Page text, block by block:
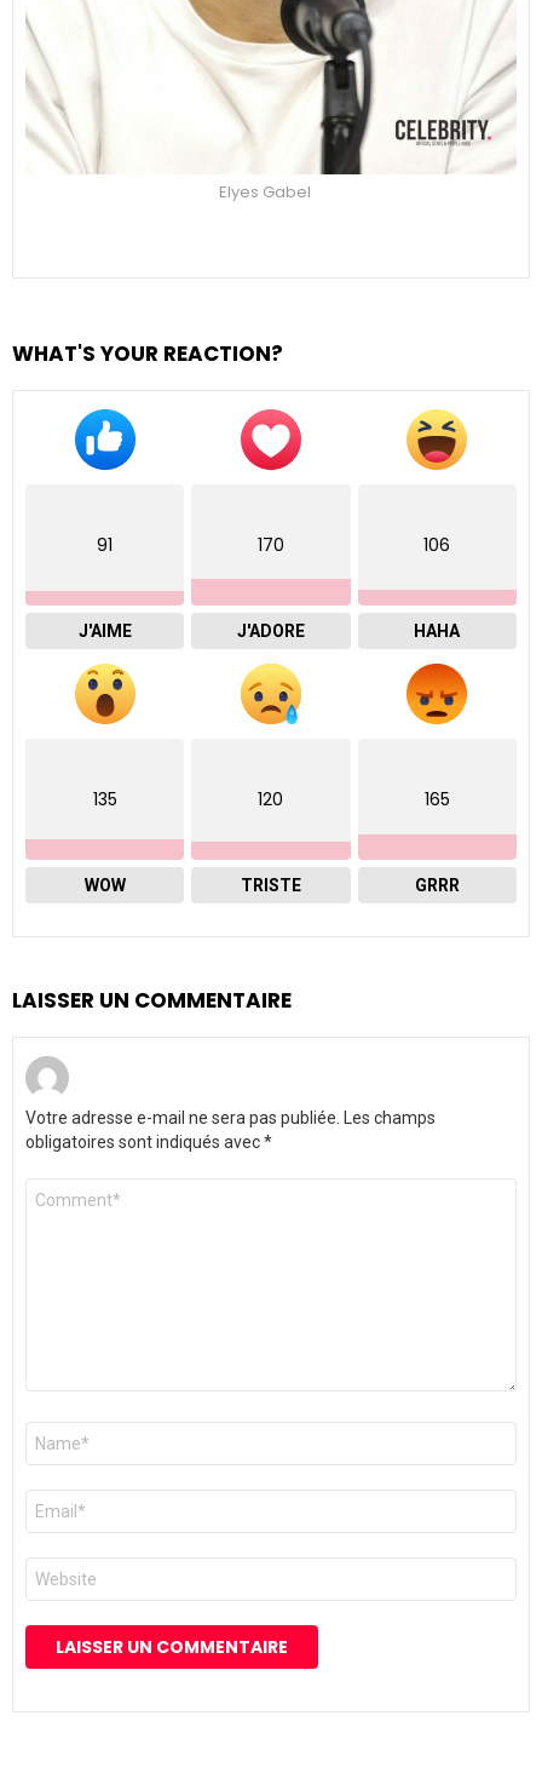
Elyes Gabel
WHAT'S YOUR REACTION?
91
J'AIME
170
J'ADORE
106
HAHA
135
WOW
120
TRISTE
165
GRRR
LAISSER UN COMMENTAIRE
Votre adresse e-mail ne sera pas publiée.
Les champs
obligatoires sont indiqués avec*
Commentaire
Nom
E-
mail
*
Site
web